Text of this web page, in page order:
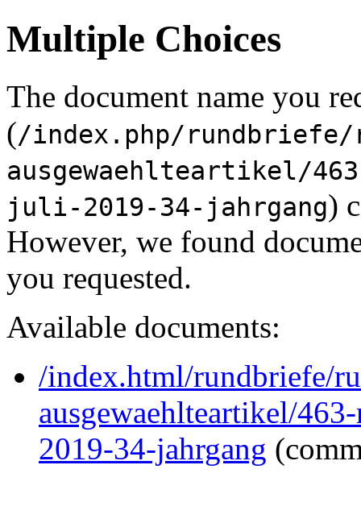
Multiple Choices
The document name you
(/index.php/rundbriefe/
ausgewaehlteartikel/
juli-2019-34-jahrgang)
However, we found
you requested.
Available documents:
/index.html/rundbriefe/
ausgewaehlteartikel/
2019-34-jahrgang